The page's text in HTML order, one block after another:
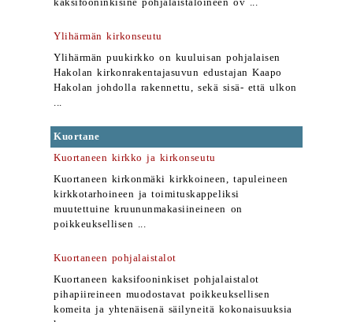
kaksifooninkisine pohjalaistaloineen ov ...
Ylihärmän kirkonseutu
Ylihärmän puukirkko on kuuluisan pohjalaisen
Hakolan kirkonrakentajasuvun edustajan Kaapo
Hakolan johdolla rakennettu, sekä sisä- että ulkon
...
Kuortane
Kuortaneen kirkko ja kirkonseutu
Kuortaneen kirkonmäki kirkkoineen, tapuleineen
kirkkotarhoineen ja toimituskappeliksi
muutettuine kruununmakasiineineen on
poikkeuksellisen ...
Kuortaneen pohjalaistalot
Kuortaneen kaksifooninkiset pohjalaistalot
pihapiireineen muodostavat poikkeuksellisen
komeita ja yhtenäisenä säilyneitä kokonaisuuksia